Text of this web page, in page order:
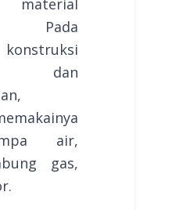
Pada
dan
air,
gas,